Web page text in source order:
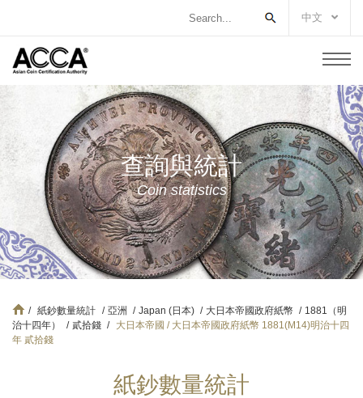
中文
查詢與統計
Coin statistics
/ 紙鈔數量統計 / 亞洲 / Japan (日本) / 大日本帝國政府紙幣 / 1881（明
治十四年）
/ 貳拾錢 /
大日本帝國 / 大日本帝國政府紙幣 1881(M14)明治十四
年 貳拾錢
紙鈔數量統計